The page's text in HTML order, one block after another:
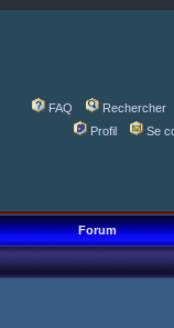
FAQ
Rechercher
Profil
Se
Forum